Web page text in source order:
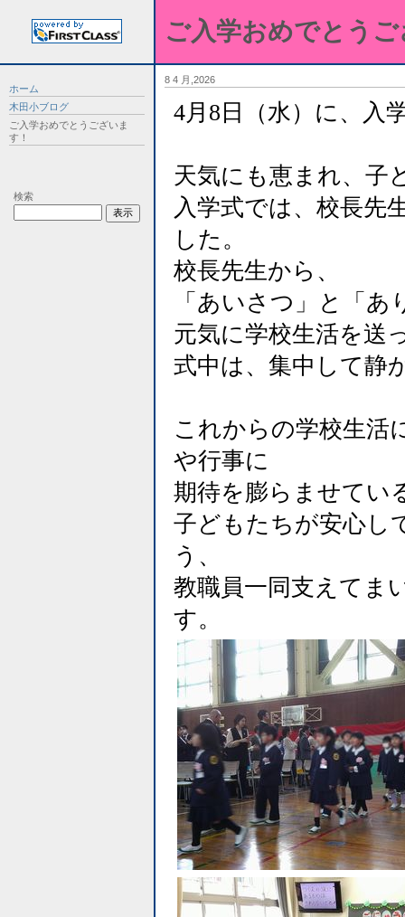
ホーム
木田小ブログ
ご入学おめでとうございま
す！
検索
ご入学おめでとう
8 4 月,2026
4月8日（水）に、入
天気にも恵まれ、子
入学式では、校長先
した。
校長先生から、
「あいさつ」と「
元気に学校生活を送
式中は、集中して静
これからの学校生活
や行事に
期待を膨らませてい
子どもたちが安心し
う、
教職員一同支えてま
す。